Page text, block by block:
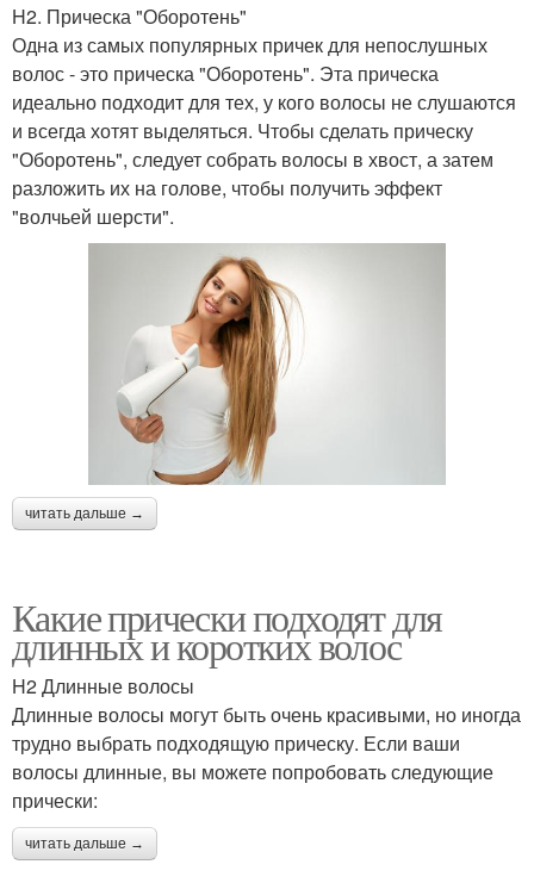
H2. Прическа "Оборотень"
Одна из самых популярных причек для непослушных
волос - это прическа "Оборотень". Эта прическа
идеально подходит для тех, у кого волосы не слушаются
и всегда хотят выделяться. Чтобы сделать прическу
"Оборотень", следует собрать волосы в хвост, а затем
разложить их на голове, чтобы получить эффект
"волчьей шерсти".
читать дальше →
Какие прически подходят для
длинных и коротких волос
H2 Длинные волосы
Длинные волосы могут быть очень красивыми, но иногда
трудно выбрать подходящую прическу. Если ваши
волосы длинные, вы можете попробовать следующие
прически:
читать дальше →